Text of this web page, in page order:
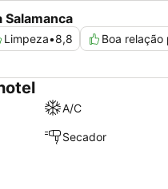
Salamanca
Limpeza•8,8 Boa
A/C
Secador